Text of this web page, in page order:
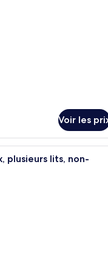
Voir les
Une chambre d’hôtel avec
plusieurs lits, non-